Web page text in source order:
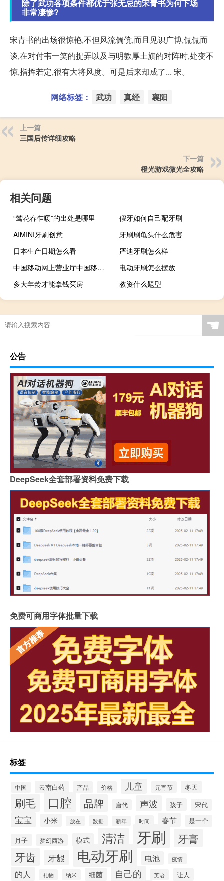
除了武功各项条件都优于张无忌的宋青书为何下场
非常凄惨?
宋青书的出场很惊艳,不但风流倜傥,而且见识广博,侃侃而
谈,在对付韦一笑的捉弄以及与明教厚土旗的对阵时,处变不
惊,指挥若定,很有大将风度。可是后来却成了... 宋。
网络标签： 武功 真经 襄阳
上一篇
三国后传详细攻略
下一篇
橙光游戏微光全攻略
相关问题
“莺花春乍暖”的出处是哪里
假牙如何自己配牙刷
AIMINI牙刷创意
牙刷刷龟头什么危害
日本生产日期怎么看
严迪牙刷怎么样
中国移动网上营业厅中国移动积分兑换商城（中国移动积分兑换网上营业厅）
电动牙刷怎么摆放
多大年龄才能拿钱买房
教资什么题型
☚
公告
DeepSeek全套部署资料免费下载
免费可商用字体批量下载
标签
中国 云南白药 产品 价格 儿童 元宵节 冬天
刷毛 口腔 品牌 唐代 声波 孩子 宋代
宝宝 小米 放在 数据 新年 时间 春节 是一个
月子 梦幻西游 模式 清洁 牙刷 牙膏
牙齿 牙龈 电动牙刷 电池 疫情
的人 礼物 纳米 细菌 自己的 英语 让人